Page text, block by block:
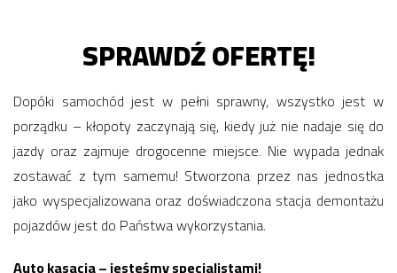
SPRAWDŹ OFERTĘ!
Dopóki samochód jest w pełni sprawny, wszystko jest w
porządku – kłopoty zaczynają się, kiedy już nie nadaje się do
jazdy oraz zajmuje drogocenne miejsce. Nie wypada jednak
zostawać z tym samemu! Stworzona przez nas jednostka
jako wyspecjalizowana oraz doświadczona stacja demontażu
pojazdów jest do Państwa wykorzystania.
Auto kasacja – jesteśmy specjalistami!